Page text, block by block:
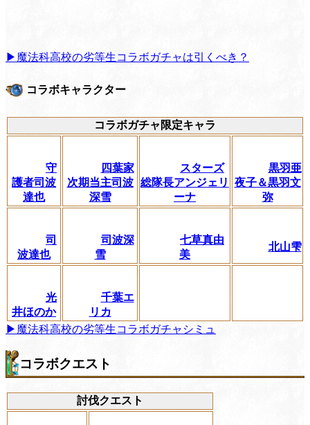
▶魔法科高校の劣等生コラボガチャは引くべき？
コラボキャラクター
コラボガチャ限定キャラ
守
護者司波
達也
四葉家
次期当主司波
深雪
スターズ
総隊長アンジェリ
ーナ
黒羽亜
夜子＆黒羽文
弥
司
波達也
司波深
雪
七草真由
美
北山雫
光
井ほのか
千葉エ
リカ
▶魔法科高校の劣等生コラボガチャシミュ
コラボクエスト
討伐クエスト